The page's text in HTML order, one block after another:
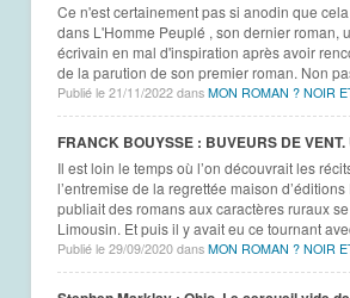
Ce n'est certainement pas si anodin que
dans L'Homme Peuplé , son dernier roman,
écrivain en mal d'inspiration après avoir
de la parution de son premier roman. Non
Publié le 21/11/2022 dans MON ROMAN ? NOIR
FRANCK BOUYSSE : BUVEURS DE VENT.
Il est loin le temps où l’on découvrait les
l’entremise de la regrettée maison
publiait des romans aux caractères ruraux
Limousin. Et puis il y avait eu ce tournant
Publié le 29/09/2020 dans MON ROMAN ? NOIR